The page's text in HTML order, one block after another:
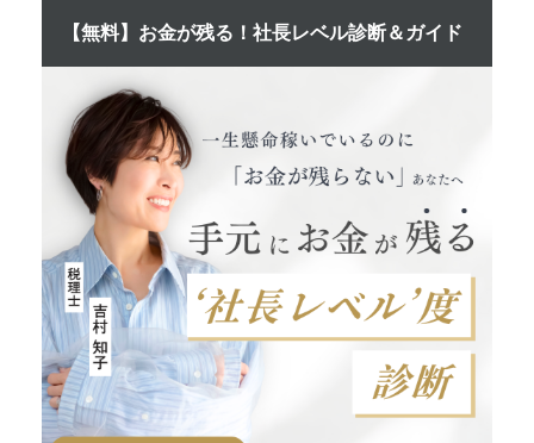
【無料】お金が残る！社長レベル診断＆ガイド